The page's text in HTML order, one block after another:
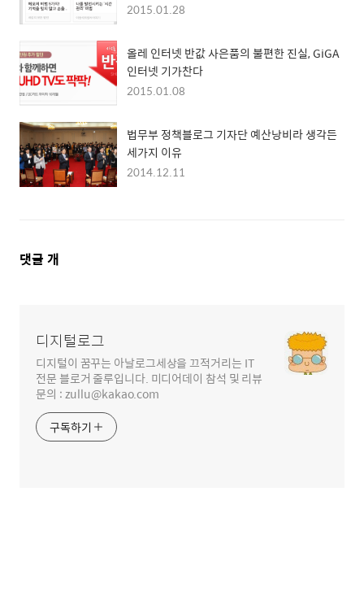
2015.01.28
올레 인터넷 반값 사은품의 불편한 진실, GiGA
인터넷 기가찬다
2015.01.08
법무부 정책블로그 기자단 예산낭비라 생각든
세가지 이유
2014.12.11
댓
댓글 개
디지털로그
디지털이 꿈꾸는 아날로그세상을 끄적거리는 IT
전문 블로거 줄루입니다. 미디어데이 참석 및 리뷰
문의 : zullu@kakao.com
구독하기